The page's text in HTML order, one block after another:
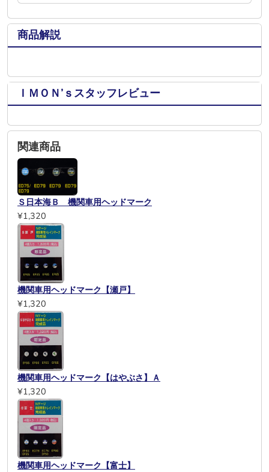
商品解説
ＩＭＯＮ’ｓスタッフレビュー
関連商品
Ｓ日本海Ｂ 機関車用ヘッドマーク
¥1,320
機関車用ヘッドマーク【瀬戸】
¥1,320
機関車用ヘッドマーク【はやぶさ】Ａ
¥1,320
機関車用ヘッドマーク【富士】